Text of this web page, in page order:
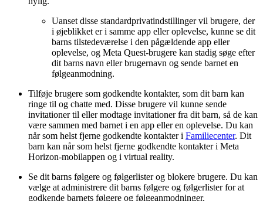
Uanset disse standardprivatindstillinger vil brugere, der
i øjeblikket er i samme app eller oplevelse, kunne se dit
barns tilstedeværelse i den pågældende app eller
oplevelse, og Meta Quest-brugere kan stadig søge efter
dit barns navn eller brugernavn og sende barnet en
følgeanmodning.
Tilføje brugere som godkendte kontakter, som dit barn kan
ringe til og chatte med. Disse brugere vil kunne sende
invitationer til eller modtage invitationer fra dit barn, så de kan
være sammen med barnet i en app eller en oplevelse. Du kan
når som helst fjerne godkendte kontakter i Familiecenter. Dit
barn kan når som helst fjerne godkendte kontakter i Meta
Horizon-mobilappen og i virtual reality.
Se dit barns følgere og følgerlister og blokere brugere. Du kan
vælge at administrere dit barns følgere og følgerlister for at
godkende barnets følgere og følgeanmodninger.